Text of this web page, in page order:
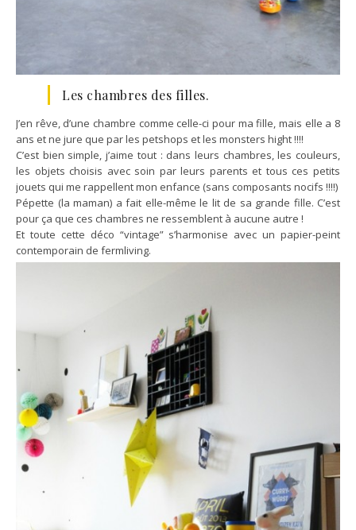
Les chambres des filles.
J’en rêve, d’une chambre comme celle-ci pour ma fille, mais elle a 8
ans et ne jure que par les petshops et les monsters hight !!!!
C’est bien simple, j’aime tout : dans leurs chambres, les couleurs,
les objets choisis avec soin par leurs parents et tous ces petits
jouets qui me rappellent mon enfance (sans composants nocifs !!!!)
Pépette (la maman) a fait elle-même le lit de sa grande fille. C’est
pour ça que ces chambres ne ressemblent à aucune autre !
Et toute cette déco “vintage” s’harmonise avec un papier-peint
contemporain de fermliving.